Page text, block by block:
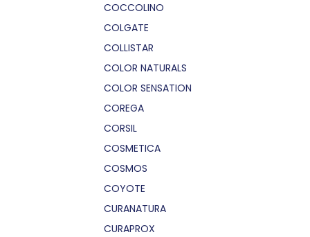
COCCOLINO
COLGATE
COLLISTAR
COLOR NATURALS
COLOR SENSATION
COREGA
CORSIL
COSMETICA
COSMOS
COYOTE
CURANATURA
CURAPROX